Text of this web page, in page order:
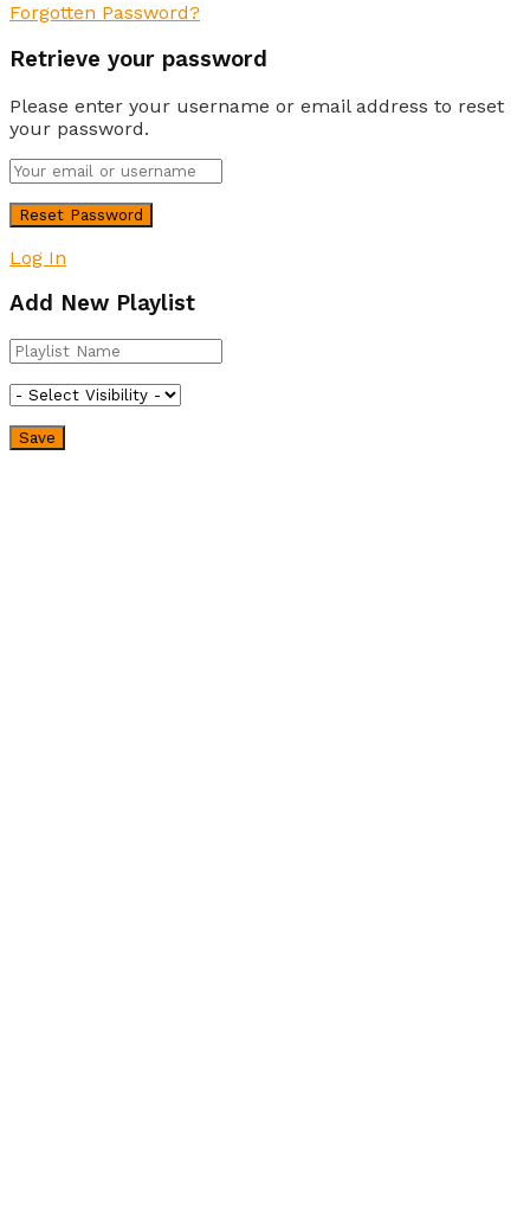
Forgotten Password?
Retrieve your password
Please enter your username or email address to reset
your password.
Log In
Add New Playlist